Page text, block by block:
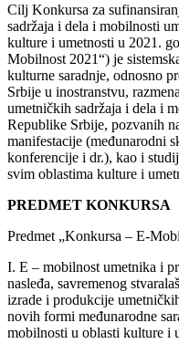
Cilj Konkursa za
sadržaja i dela i mobilnosti
kulture i umetnosti u 2021.
Mobilnost 2021“) je
kulturne saradnje, odnosno
Srbije u inostranstvu,
umetničkih sadržaja i dela i
Republike Srbije, pozvanih
manifestacije (međunarodni
konferencije i dr.), kao i
svim oblastima kulture i
PREDMET KONKURSA
Predmet „Konkursa – E-
I. E – mobilnost umetnika i
nasleđa, savremenog
izrade i produkcije
novih formi međunarodne
mobilnosti u oblasti kulture i